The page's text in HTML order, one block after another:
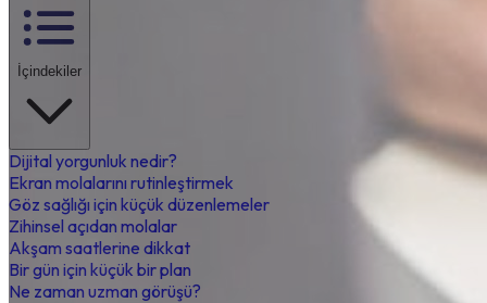
İçindekiler
Dijital yorgunluk nedir?
Ekran molalarını rutinleştirmek
Göz sağlığı için küçük düzenlemeler
Zihinsel açıdan molalar
Akşam saatlerine dikkat
Bir gün için küçük bir plan
Ne zaman uzman görüşü?